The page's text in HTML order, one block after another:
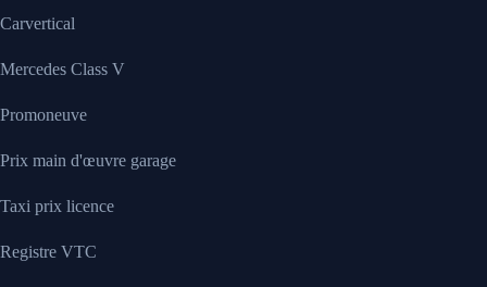
Carvertical
Mercedes Class V
Promoneuve
Prix main d'œuvre garage
Taxi prix licence
Registre VTC